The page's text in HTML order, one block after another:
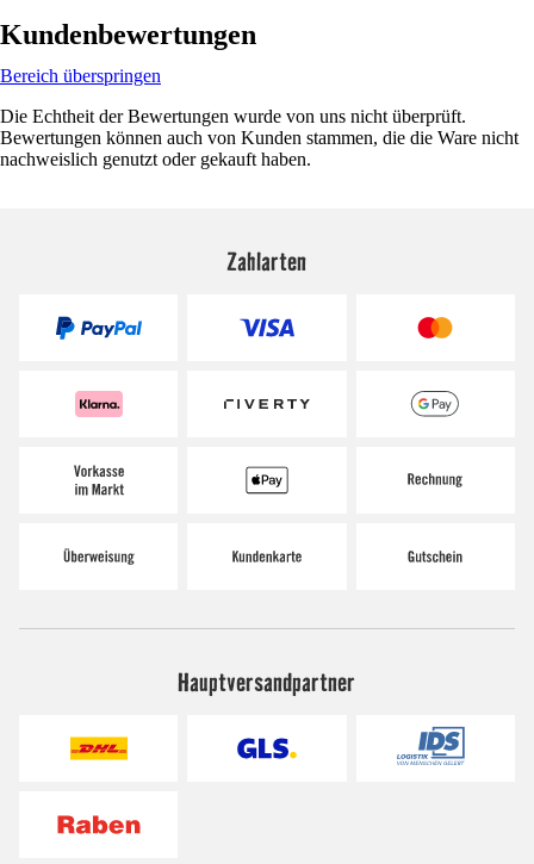
Kundenbewertungen
Bereich überspringen
Die Echtheit der Bewertungen wurde von uns nicht überprüft.
Bewertungen können auch von Kunden stammen, die die Ware nicht
nachweislich genutzt oder gekauft haben.
Zahlarten
Hauptversandpartner